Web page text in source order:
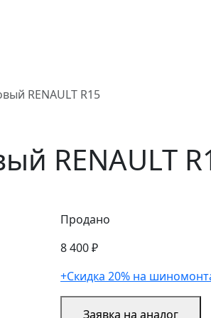
RENAULT R15
RENAULT
Продано
8 400 ₽
+Скидка 20% на
Заявка на аналог